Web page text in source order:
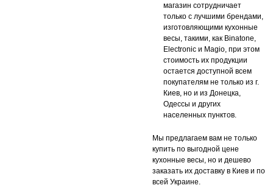
магазин сотрудничает
только с лучшими брендами,
изготовляющими кухонные
весы, такими, как Binatone,
Electronic и Magio, при этом
стоимость их продукции
остается доступной всем
покупателям не только из г.
Киев, но и из Донецка,
Одессы и других
населенных пунктов.
Мы предлагаем вам не только
купить по выгодной цене
кухонные весы, но и дешево
заказать их доставку в Киев и по
всей Украине.